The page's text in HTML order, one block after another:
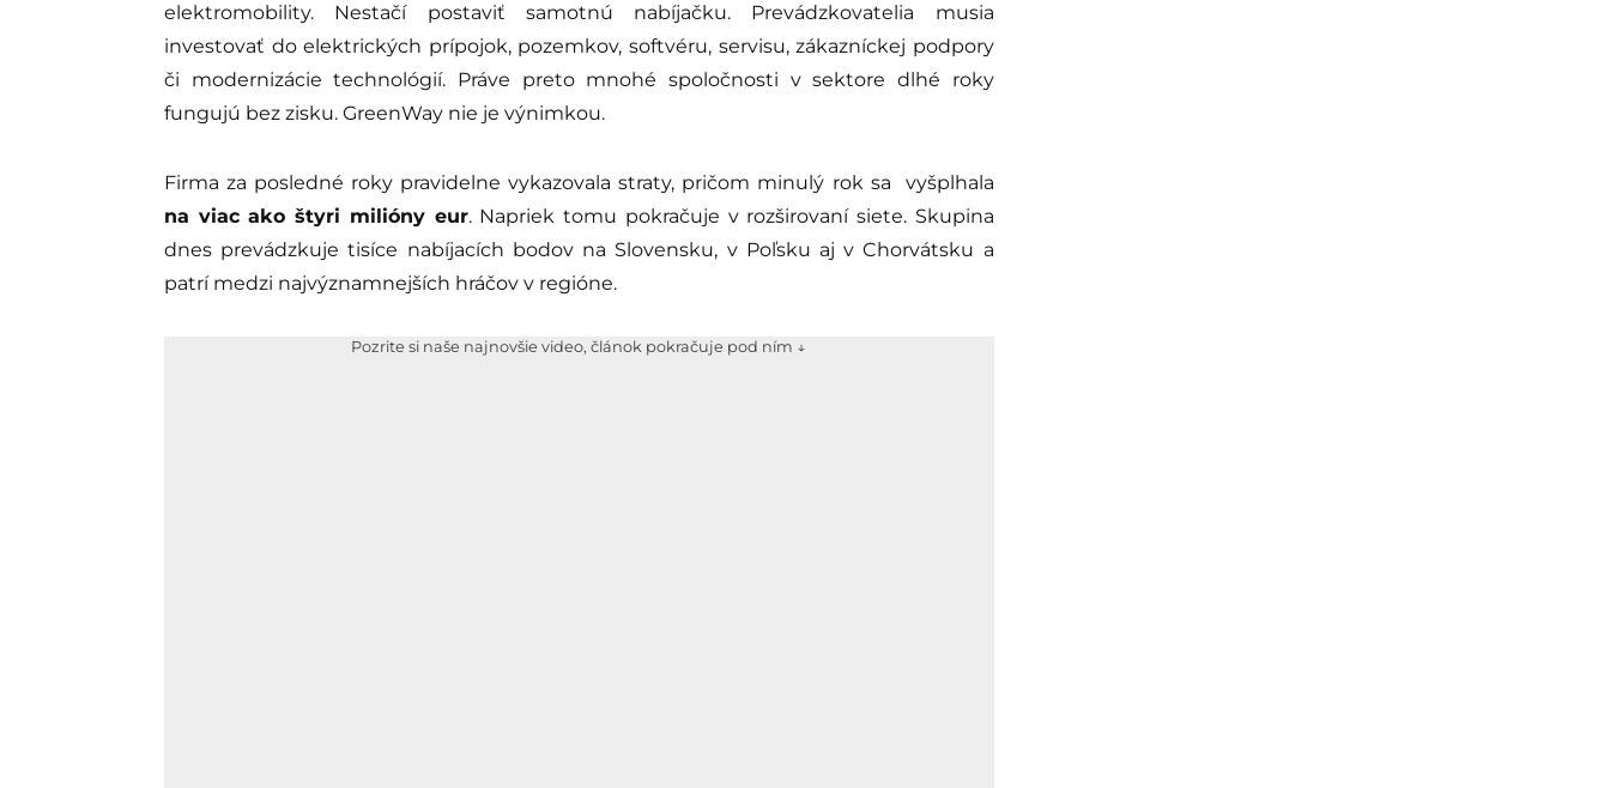
elektromobility. Nestačí postaviť samotnú nabíjačku. Prevádzkovatelia musia
investovať do elektrických prípojok, pozemkov, softvéru, servisu, zákazníckej podpory
či modernizácie technológií. Práve preto mnohé spoločnosti v sektore dlhé roky
fungujú bez zisku. GreenWay nie je výnimkou.
Firma za posledné roky pravidelne vykazovala straty, pričom minulý rok sa vyšplhala
na viac ako štyri milióny eur. Napriek tomu pokračuje v rozširovaní siete. Skupina
dnes prevádzkuje tisíce nabíjacích bodov na Slovensku, v Poľsku aj v Chorvátsku a
patrí medzi najvýznamnejších hráčov v regióne.
Pozrite si naše najnovšie video, článok pokračuje pod ním ↓